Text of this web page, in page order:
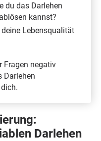
du das Darlehen
kannst?
Lebensqualität
Fragen negativ
Darlehen
Darlehen